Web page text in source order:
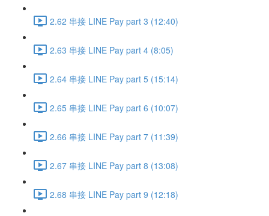
2.62 串接 LINE Pay part 3 (12:40)
2.63 串接 LINE Pay part 4 (8:05)
2.64 串接 LINE Pay part 5 (15:14)
2.65 串接 LINE Pay part 6 (10:07)
2.66 串接 LINE Pay part 7 (11:39)
2.67 串接 LINE Pay part 8 (13:08)
2.68 串接 LINE Pay part 9 (12:18)